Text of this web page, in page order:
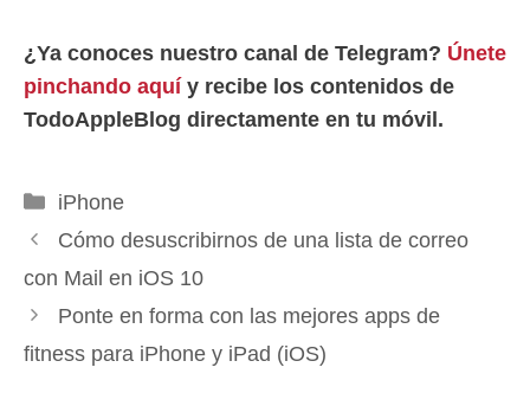
¿Ya conoces nuestro canal de Telegram? Únete
pinchando aquí y recibe los contenidos de
TodoAppleBlog directamente en tu móvil.
Categorías
iPhone
Cómo desuscribirnos de una lista de correo
con Mail en iOS 10
Ponte en forma con las mejores apps de
fitness para iPhone y iPad (iOS)